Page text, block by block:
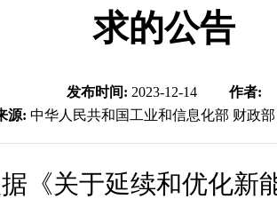
求的公告
发布时间: 2023-12-14
作者:
源: 中华人民共和国工业和信息化部 财政
关于延续和优化新